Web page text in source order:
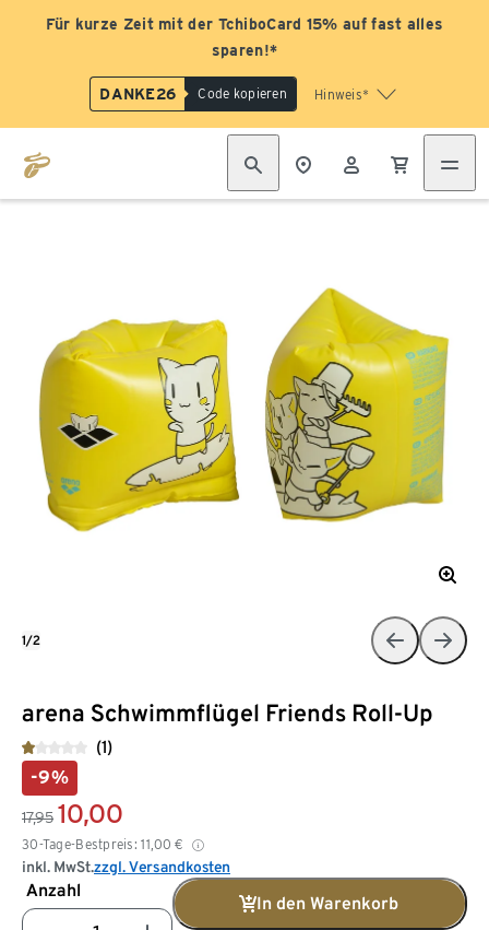
Für kurze Zeit mit der TchiboCard 15% auf fast alles
sparen!*
DANKE26 Code kopieren Hinweis*
arena Schwimmflügel Friends Roll-Up
(1)
-9%
17,95 10,00
30-Tage-Bestpreis: 11,00 €
inkl. MwSt.zzgl. Versandkosten
Anzahl
In den Warenkorb
1/2